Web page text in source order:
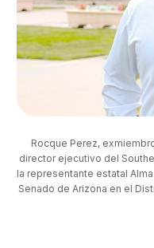
Rocque Perez,
director ejecutivo del
la representante estatal
Senado de Arizona en el